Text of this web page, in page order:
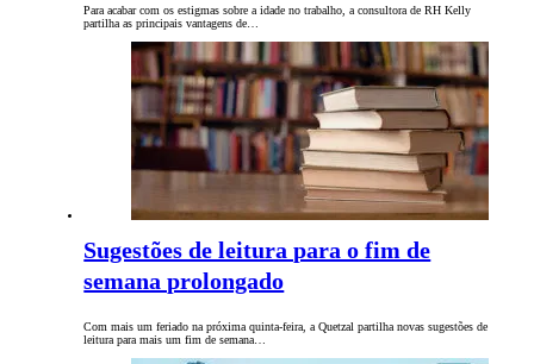
Para acabar com os estigmas sobre a idade no trabalho, a consultora de RH Kelly
partilha as principais vantagens de…
Sugestões de leitura para o fim de
semana prolongado
Com mais um feriado na próxima quinta-feira, a Quetzal partilha novas sugestões de
leitura para mais um fim de semana…